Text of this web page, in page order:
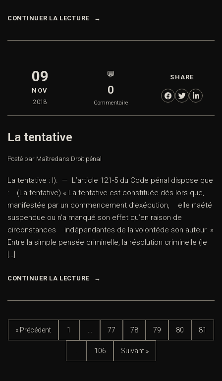
CONTINUER LA LECTURE
09
NOV
2018
💬
0
Commentaire
SHARE
La tentative
Posté par Maîtredans Droit pénal
La tentative : I). — L’article 121-5 du Code pénal dispose que
: (La tentative) « La tentative est constituée dès lors que,
manifestée par un commencement d’exécution, elle n’aété
suspendue ou n’a manqué son effet qu’en raison de
circonstances indépendantes de la volontéde son auteur. »
Entre la simple pensée criminelle, la résolution criminelle (le
[…]
CONTINUER LA LECTURE
« Précédent 1 77 78 79 80 81
106 Suivant »